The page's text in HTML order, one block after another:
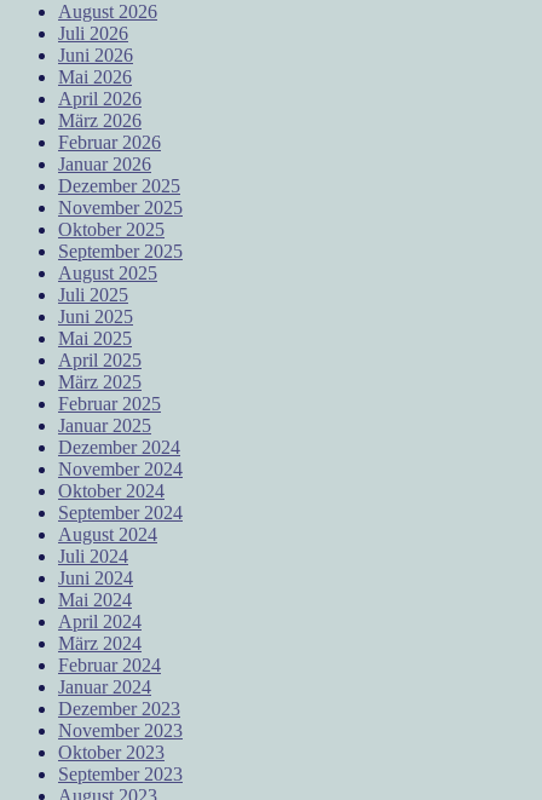
August 2026
Juli 2026
Juni 2026
Mai 2026
April 2026
März 2026
Februar 2026
Januar 2026
Dezember 2025
November 2025
Oktober 2025
September 2025
August 2025
Juli 2025
Juni 2025
Mai 2025
April 2025
März 2025
Februar 2025
Januar 2025
Dezember 2024
November 2024
Oktober 2024
September 2024
August 2024
Juli 2024
Juni 2024
Mai 2024
April 2024
März 2024
Februar 2024
Januar 2024
Dezember 2023
November 2023
Oktober 2023
September 2023